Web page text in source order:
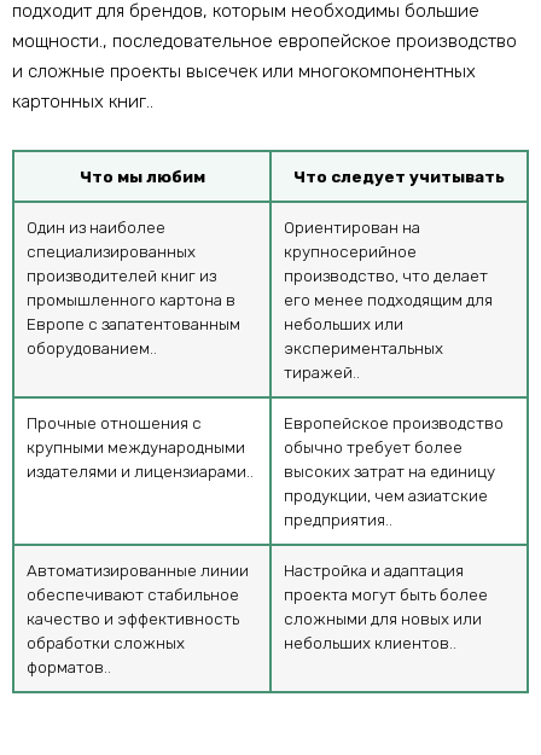
подходит для брендов, которым необходимы большие
мощности., последовательное европейское производство
и сложные проекты высечек или многокомпонентных
картонных книг..
Что мы любим Что следует учитывать
Один из наиболее
специализированных
производителей книг из
промышленного картона в
Европе с запатентованным
оборудованием..
Ориентирован на
крупносерийное
производство, что делает
его менее подходящим для
небольших или
экспериментальных
тиражей..
Прочные отношения с
крупными международными
издателями и лицензиарами..
Европейское производство
обычно требует более
высоких затрат на единицу
продукции, чем азиатские
предприятия..
Автоматизированные линии
обеспечивают стабильное
качество и эффективность
обработки сложных
форматов..
Настройка и адаптация
проекта могут быть более
сложными для новых или
небольших клиентов..